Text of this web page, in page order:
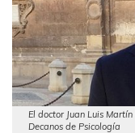
El doctor Juan Luis
Decanos de Psicología